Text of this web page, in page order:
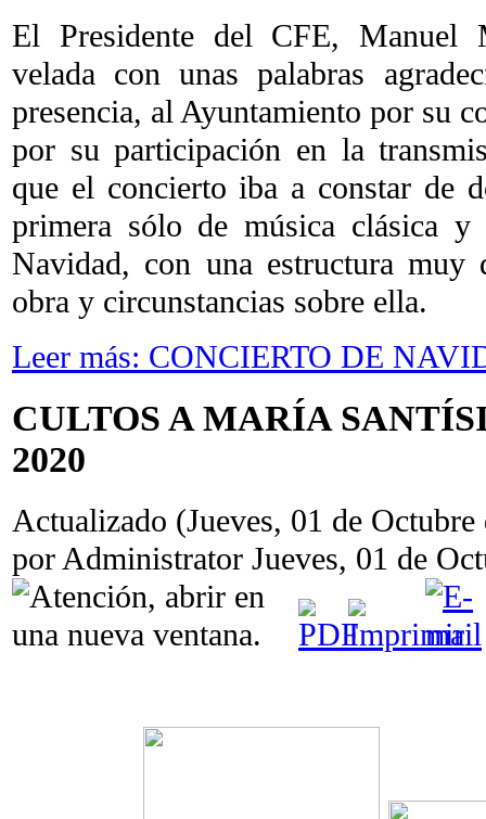
El Presidente del CFE, Manuel
velada con unas palabras
presencia, al Ayuntamiento por su
por su participación en la
que el concierto iba a constar de
primera sólo de música clásica y
Navidad, con una estructura muy
obra y circunstancias sobre ella.
Leer más: CONCIERTO DE
CULTOS A MARÍA
2020
Actualizado (Jueves, 01 de
por Administrator Jueves, 01 de